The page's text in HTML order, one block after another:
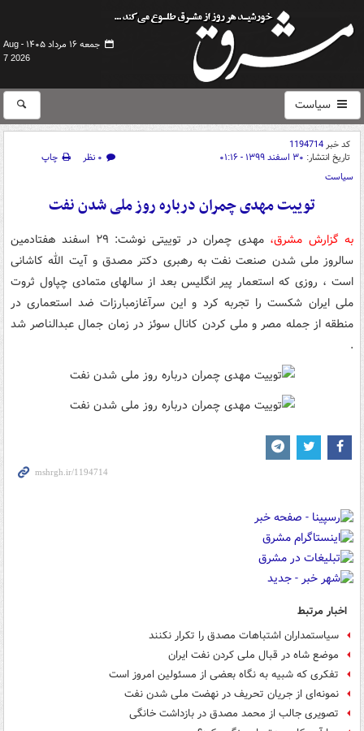
جمعه ۱۶ مرداد ۱۴۰۵ -
Aug
7 2026
سیاست
کد خبر1194714
تاریخ انتشار: ۳۰ اسفند ۱۳۹۹ - ۰۱:۱۶ ۰ نظر
چاپ
سیاست
توییت مهدی چمران درباره روز ملی شدن نفت
به گزارش مشرق،
مهدی چمران در توییتی نوشت: ۲۹ اسفند هفتادمین
سالروز ملی شدن صنعت نفت به رهبری دکتر مصدق و آیت الله کاشانی
است ، روزی که استعمار پیر انگلیس بعد از سالهای متمادی چپاول ثروت
ملی ایران شکست را تجربه کرد و این سرآغازمبارزات ضد استعماری در
منطقه از جمله مصر و ملی کردن کانال سوئز در زمان جمال عبدالناصر شد
.
اخبار مرتبط
سیاستمداران اشتباهات مصدق را تکرار نکنند
موضع شاه در قبال ملی کردن نفت ایران
تفکری که شبیه به نگاه بعضی از مسئولین امروز است
نمونه‌ای از جریان تحریف در نهضت ملی شدن نفت
تصویری جالب از محمد مصدق در بازداشت خانگی